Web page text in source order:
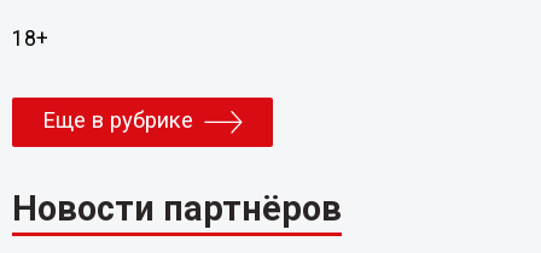
18+
Еще в рубрике
Новости партнёров